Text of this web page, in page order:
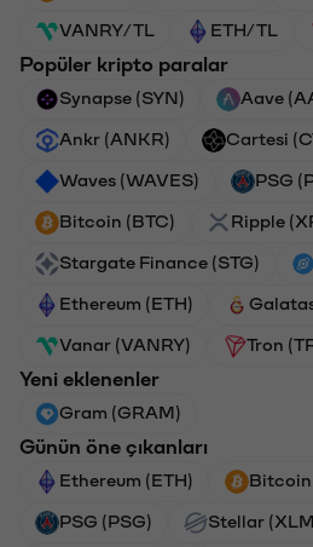
VANRY/TL ETH/TL
Popüler kripto paralar
Synapse (SYN) Aave
Ankr (ANKR) Cartesi
Waves (WAVES) PSG
Bitcoin (BTC) Ripple
Stargate Finance (STG)
Ethereum (ETH)
Vanar (VANRY) Tron
Yeni eklenenler
Gram (GRAM)
Günün öne çıkanları
Ethereum (ETH) Bitcoin
PSG (PSG) Stellar